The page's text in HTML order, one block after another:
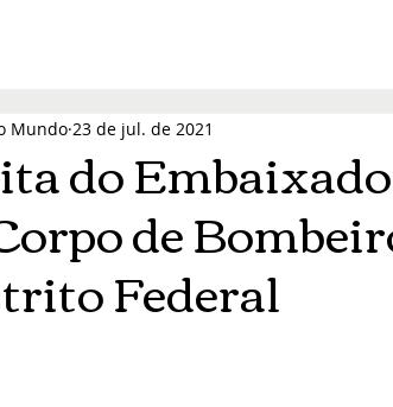
do
de
Federal
Mundo 23 de jul. de 2021